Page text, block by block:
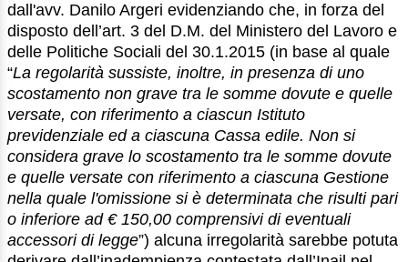
dall'avv. Danilo Argeri evidenziando che, in forza del
disposto dell’art. 3 del D.M. del Ministero del Lavoro e
delle Politiche Sociali del 30.1.2015 (in base al quale
“La regolarità sussiste, inoltre, in presenza di uno
scostamento non grave tra le somme dovute e quelle
versate, con riferimento a ciascun Istituto
previdenziale ed a ciascuna Cassa edile. Non si
considera grave lo scostamento tra le somme dovute
e quelle versate con riferimento a ciascuna Gestione
nella quale l'omissione si è determinata che risulti pari
o inferiore ad € 150,00 comprensivi di eventuali
accessori di legge”) alcuna irregolarità sarebbe potuta